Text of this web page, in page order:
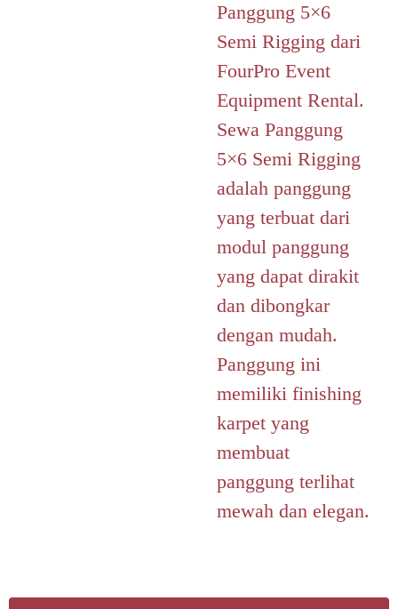
Panggung 5×6
Semi Rigging dari
FourPro Event
Equipment Rental.
Sewa Panggung
5×6 Semi Rigging
adalah panggung
yang terbuat dari
modul panggung
yang dapat dirakit
dan dibongkar
dengan mudah.
Panggung ini
memiliki finishing
karpet yang
membuat
panggung terlihat
mewah dan elegan.